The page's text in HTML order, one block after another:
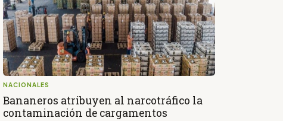
NACIONALES
Bananeros atribuyen al narcotráfico la
contaminación de cargamentos
¿En que consiste la
tasa minera que rige en
Ecuador?